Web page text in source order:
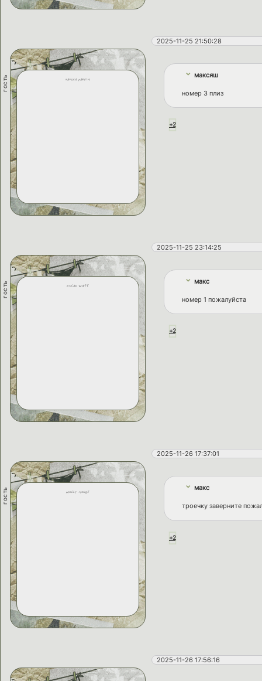
2025-11-25 21:50:28
гость davina parish максяш
номер 3 плиз
+2
2025-11-25 23:14:25
гость nolan waite макс
номер 1 пожалуйста
+2
2025-11-26 17:37:01
гость molly hodge макс
троечку заверните
+2
2025-11-26 17:56:16